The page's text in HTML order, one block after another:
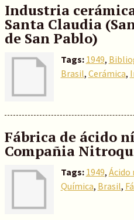
Industria
Santa Claudia
de San Pablo)
Tags: 1949,
Brasil, Cerámica,
Fábrica de ácido
Compañia
Tags: 1949,
Química, Brasil,